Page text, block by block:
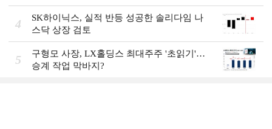
4
SK하이닉스, 실적 반등 성공한 솔리다임 나
스닥 상장 검토
5
구형모 사장, LX홀딩스 최대주주 '초읽기'…
승계 작업 막바지?